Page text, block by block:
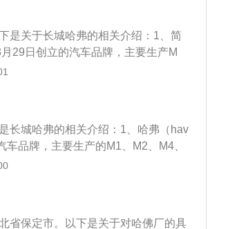
辆/年。哈弗的变速箱工厂也在徐
巢易创已经整合了长城的动力、传
湿式双离合就在这里生产，不过严
动轴，其他零部件由其它地方提供，
津海滨新区，两期总占地面积为158
是关于长城哈弗的相关介绍：1、简
29日创立的汽车品牌，主要生产M
、H7、H8、H9，体现了哈弗不同于
饰用料做工依然欠佳，越野性能有
长城哈弗的相关介绍：1、哈弗（hav
品牌，主要生产的M1、M2、M4、
，体现了哈弗不同于长城以往任何
务等体系，主营SUV生产及销售业
长城品牌SUV的销量，哈弗占大部分
省保定市。以下是关于对哈佛厂的具